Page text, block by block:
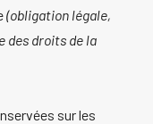
(obligation légale,
des droits de la
sur les